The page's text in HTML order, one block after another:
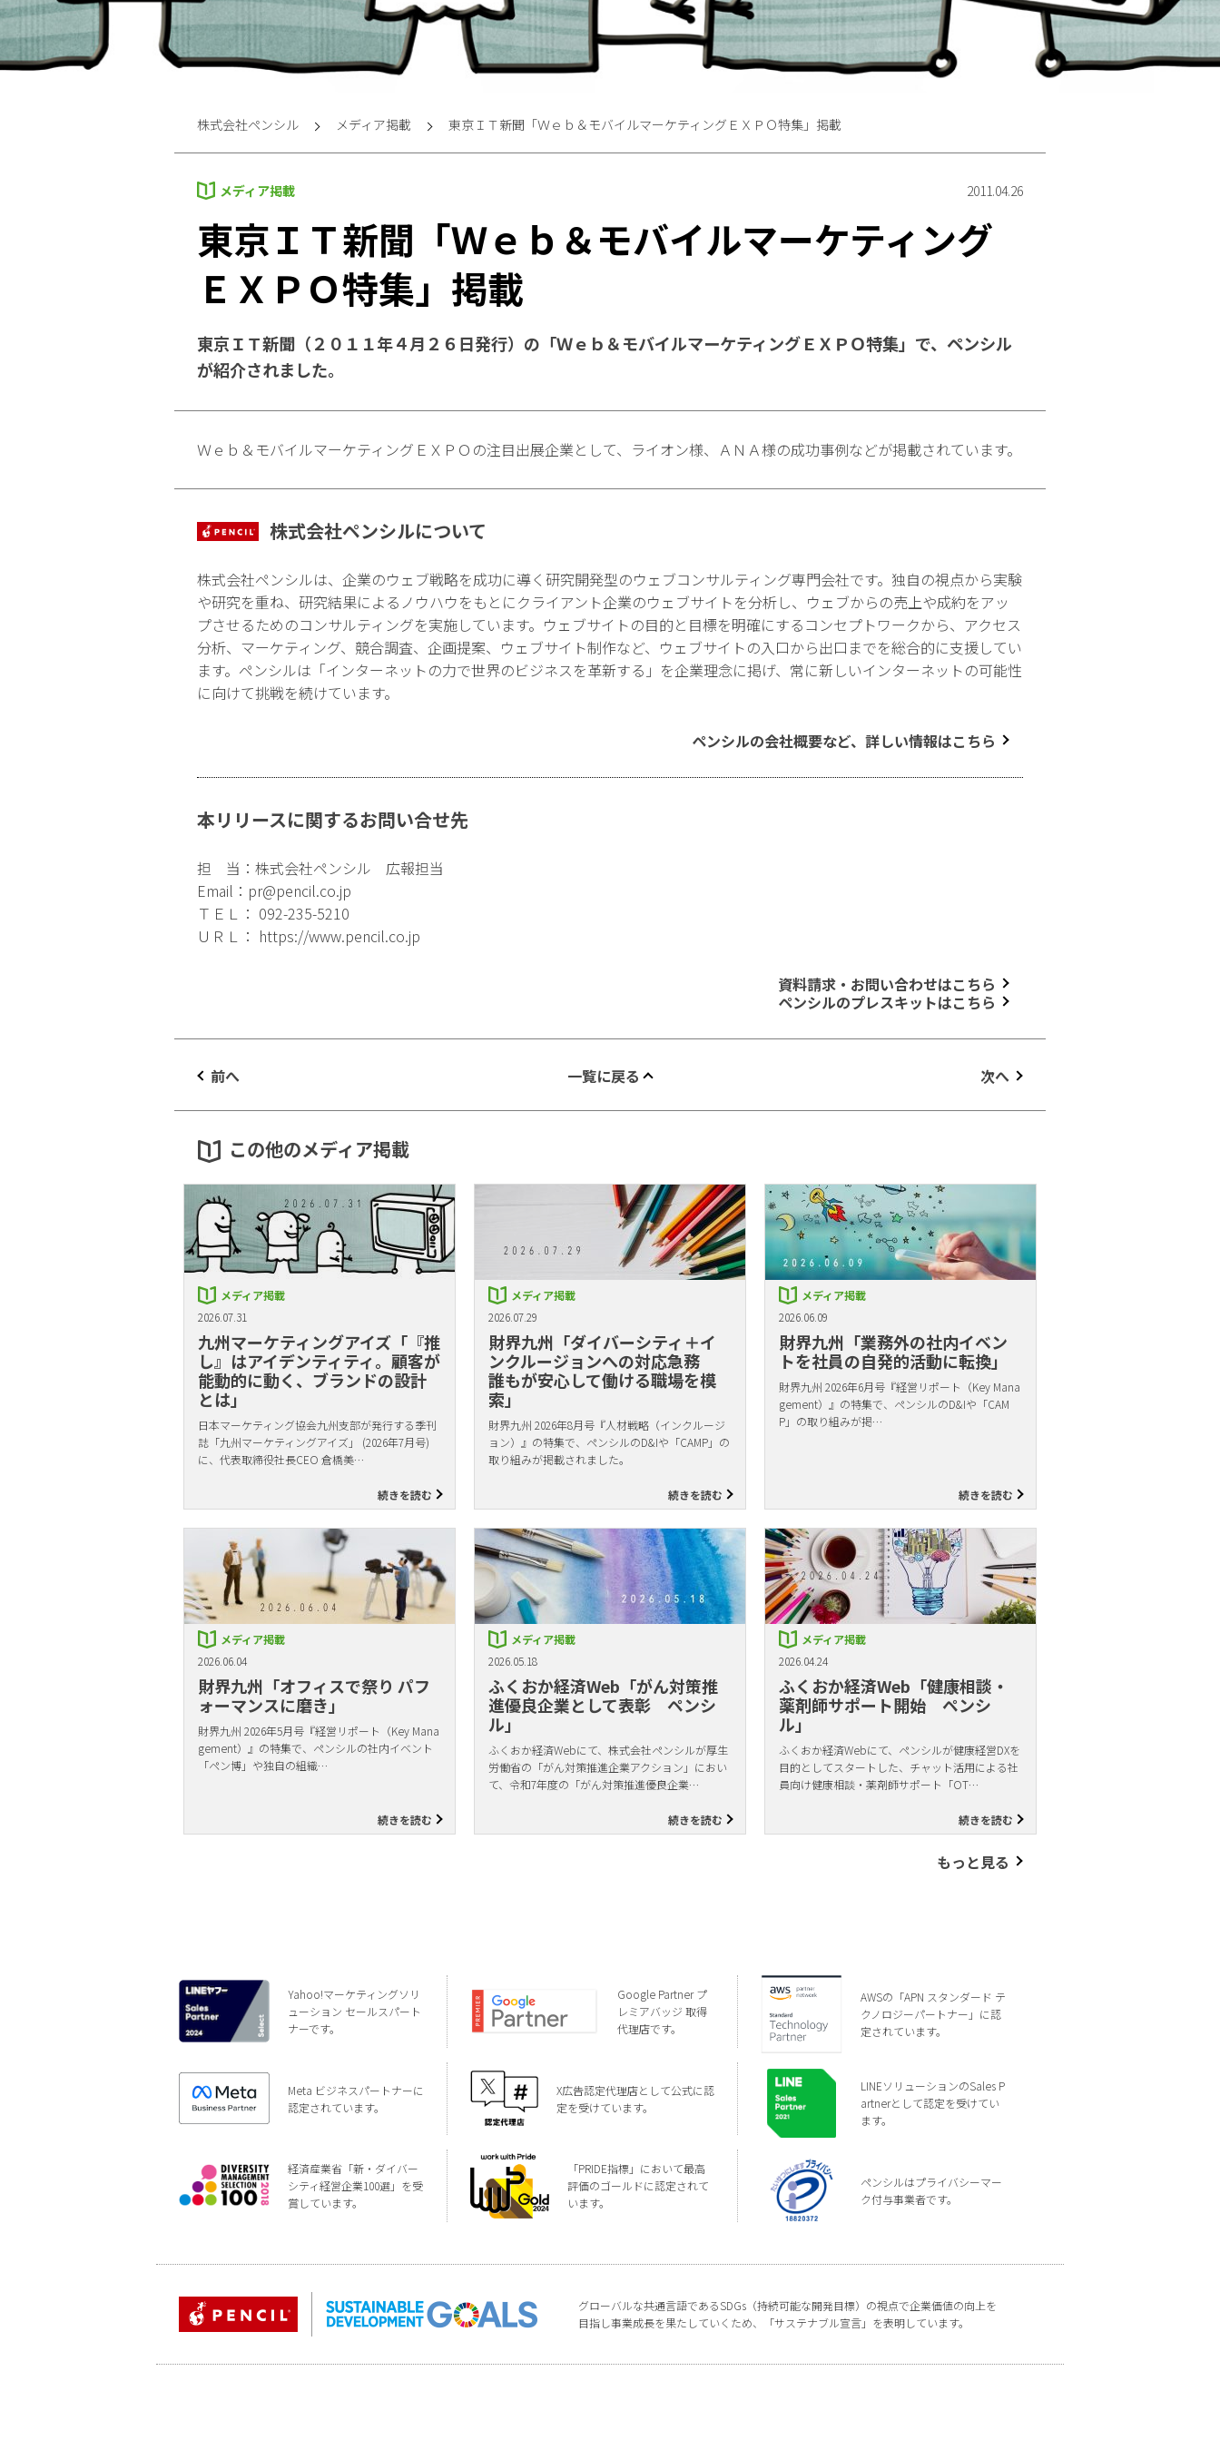
株式会社ペンシル メディア掲載 東京ＩＴ新聞「Ｗｅｂ＆モバイルマーケティングＥＸＰＯ特集」掲載
メディア掲載 2011.04.26
東京ＩＴ新聞「Ｗｅｂ＆モバイルマーケティング
ＥＸＰＯ特集」掲載
東京ＩＴ新聞（２０１１年４月２６日発行）の「Ｗｅｂ＆モバイルマーケティングＥＸＰＯ特集」で、ペンシル
が紹介されました。
Ｗｅｂ＆モバイルマーケティングＥＸＰＯの注目出展企業として、ライオン様、ＡＮＡ様の成功事例などが掲載されています。
株式会社ペンシルについて
株式会社ペンシルは、企業のウェブ戦略を成功に導く研究開発型のウェブコンサルティング専門会社です。独自の視点から実験
や研究を重ね、研究結果によるノウハウをもとにクライアント企業のウェブサイトを分析し、ウェブからの売上や成約をアッ
プさせるためのコンサルティングを実施しています。ウェブサイトの目的と目標を明確にするコンセプトワークから、アクセス
分析、マーケティング、競合調査、企画提案、ウェブサイト制作など、ウェブサイトの入口から出口までを総合的に支援してい
ます。ペンシルは「インターネットの力で世界のビジネスを革新する」を企業理念に掲げ、常に新しいインターネットの可能性
に向けて挑戦を続けています。
ペンシルの会社概要など、詳しい情報はこちら
本リリースに関するお問い合せ先
担 当：株式会社ペンシル 広報担当
Email： pr@pencil.co.jp
ＴＥＬ： 092-235-5210
ＵＲＬ： https://www.pencil.co.jp
資料請求・お問い合わせはこちら
ペンシルのプレスキットはこちら
前へ 一覧に戻る 次へ
この他のメディア掲載
メディア掲載
2026.07.31
九州マーケティングアイズ「『推
し』はアイデンティティ。顧客が
能動的に動く、ブランドの設計
とは」
日本マーケティング協会九州支部が発行する季刊
誌「九州マーケティングアイズ」 (2026年7月号)
に、代表取締役社長CEO 倉橋美…
続きを読む
メディア掲載
2026.07.29
財界九州「ダイバーシティ＋イ
ンクルージョンへの対応急務
誰もが安心して働ける職場を模
索」
財界九州 2026年8月号『人材戦略（インクルージ
ョン）』の特集で、ペンシルのD&Iや「CAMP」の
取り組みが掲載されました。
続きを読む
メディア掲載
2026.06.09
財界九州「業務外の社内イベン
トを社員の自発的活動に転換」
財界九州 2026年6月号『経営リポート（Key Mana
gement）』の特集で、ペンシルのD&Iや「CAM
P」の取り組みが掲…
続きを読む
メディア掲載
2026.06.04
財界九州「オフィスで祭り パフ
ォーマンスに磨き」
財界九州 2026年5月号『経営リポート（Key Mana
gement）』の特集で、ペンシルの社内イベント
「ペン博」や独自の組織…
続きを読む
メディア掲載
2026.05.18
ふくおか経済Web「がん対策推
進優良企業として表彰 ペンシ
ル」
ふくおか経済Webにて、株式会社ペンシルが厚生
労働省の「がん対策推進企業アクション」におい
て、令和7年度の「がん対策推進優良企業…
続きを読む
メディア掲載
2026.04.24
ふくおか経済Web「健康相談・
薬剤師サポート開始 ペンシ
ル」
ふくおか経済Webにて、ペンシルが健康経営DXを
目的としてスタートした、チャット活用による社
員向け健康相談・薬剤師サポート「OT…
続きを読む
もっと見る
Yahoo!マーケティングソリ
ューション セールスパート
ナーです。
Google Partner プ
レミアバッジ 取得
代理店です。
AWSの「APN スタンダード テ
クノロジーパートナー」に認
定されています。
Meta ビジネスパートナーに
認定されています。
X広告認定代理店として公式に認
定を受けています。
LINEソリューションのSales P
artnerとして認定を受けてい
ます。
経済産業省「新・ダイバー
シティ経営企業100選」を受
賞しています。
「PRIDE指標」において最高
評価のゴールドに認定されて
います。
ペンシルはプライバシーマー
ク付与事業者です。
グローバルな共通言語であるSDGs（持続可能な開発目標）の視点で企業価値の向上を
目指し事業成長を果たしていくため、「サステナブル宣言」を表明しています。